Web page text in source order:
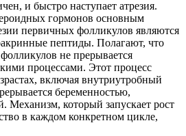
и быстро наступает атрезия.
гормонов основным
первичных фолликулов являются
пептиды. Полагают, что
не прерывается
процессами. Этот процесс
включая внутриутробный
беременностью,
Механизм, который запускает рост
в каждом конкретном цикле,